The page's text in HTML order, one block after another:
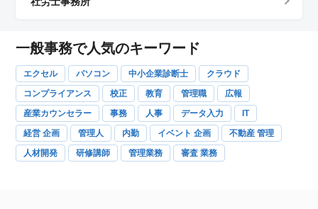
一般事務で人気のキーワード
エクセル パソコン 中小企業診断士
クラウド
コンプライアンス
校正 教育 管理職
広報
産業カウンセラー
事務 人事 データ入力
IT
経営 企画
管理人 内勤 イベント 企画
不動産 管理
人材開発
研修講師 管理業務 審査 業務